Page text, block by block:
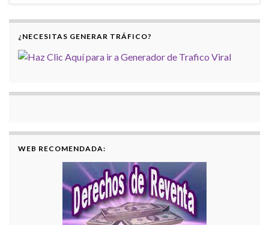
¿NECESITAS GENERAR TRÁFICO?
WEB RECOMENDADA: